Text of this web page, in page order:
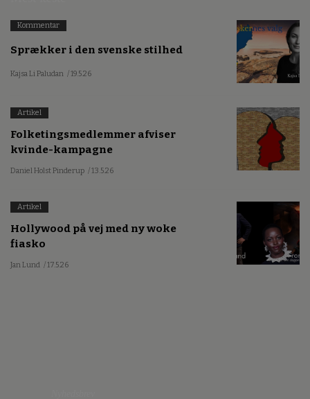
Kommentar
Sprækker i den svenske stilhed
Kajsa Li Paludan / 19.5.26
Artikel
Folketingsmedlemmer afviser
kvinde-kampagne
Daniel Holst Pinderup / 13.5.26
Artikel
Hollywood på vej med ny woke
fiasko
Jan Lund / 17.5.26